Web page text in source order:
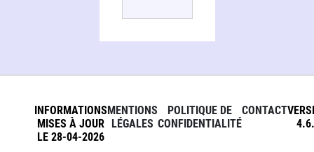
INFORMATIONS
MISES À JOUR
LE 28-04-2026
MENTIONS
LÉGALES
POLITIQUE DE
CONFIDENTIALITÉ
CONTACT